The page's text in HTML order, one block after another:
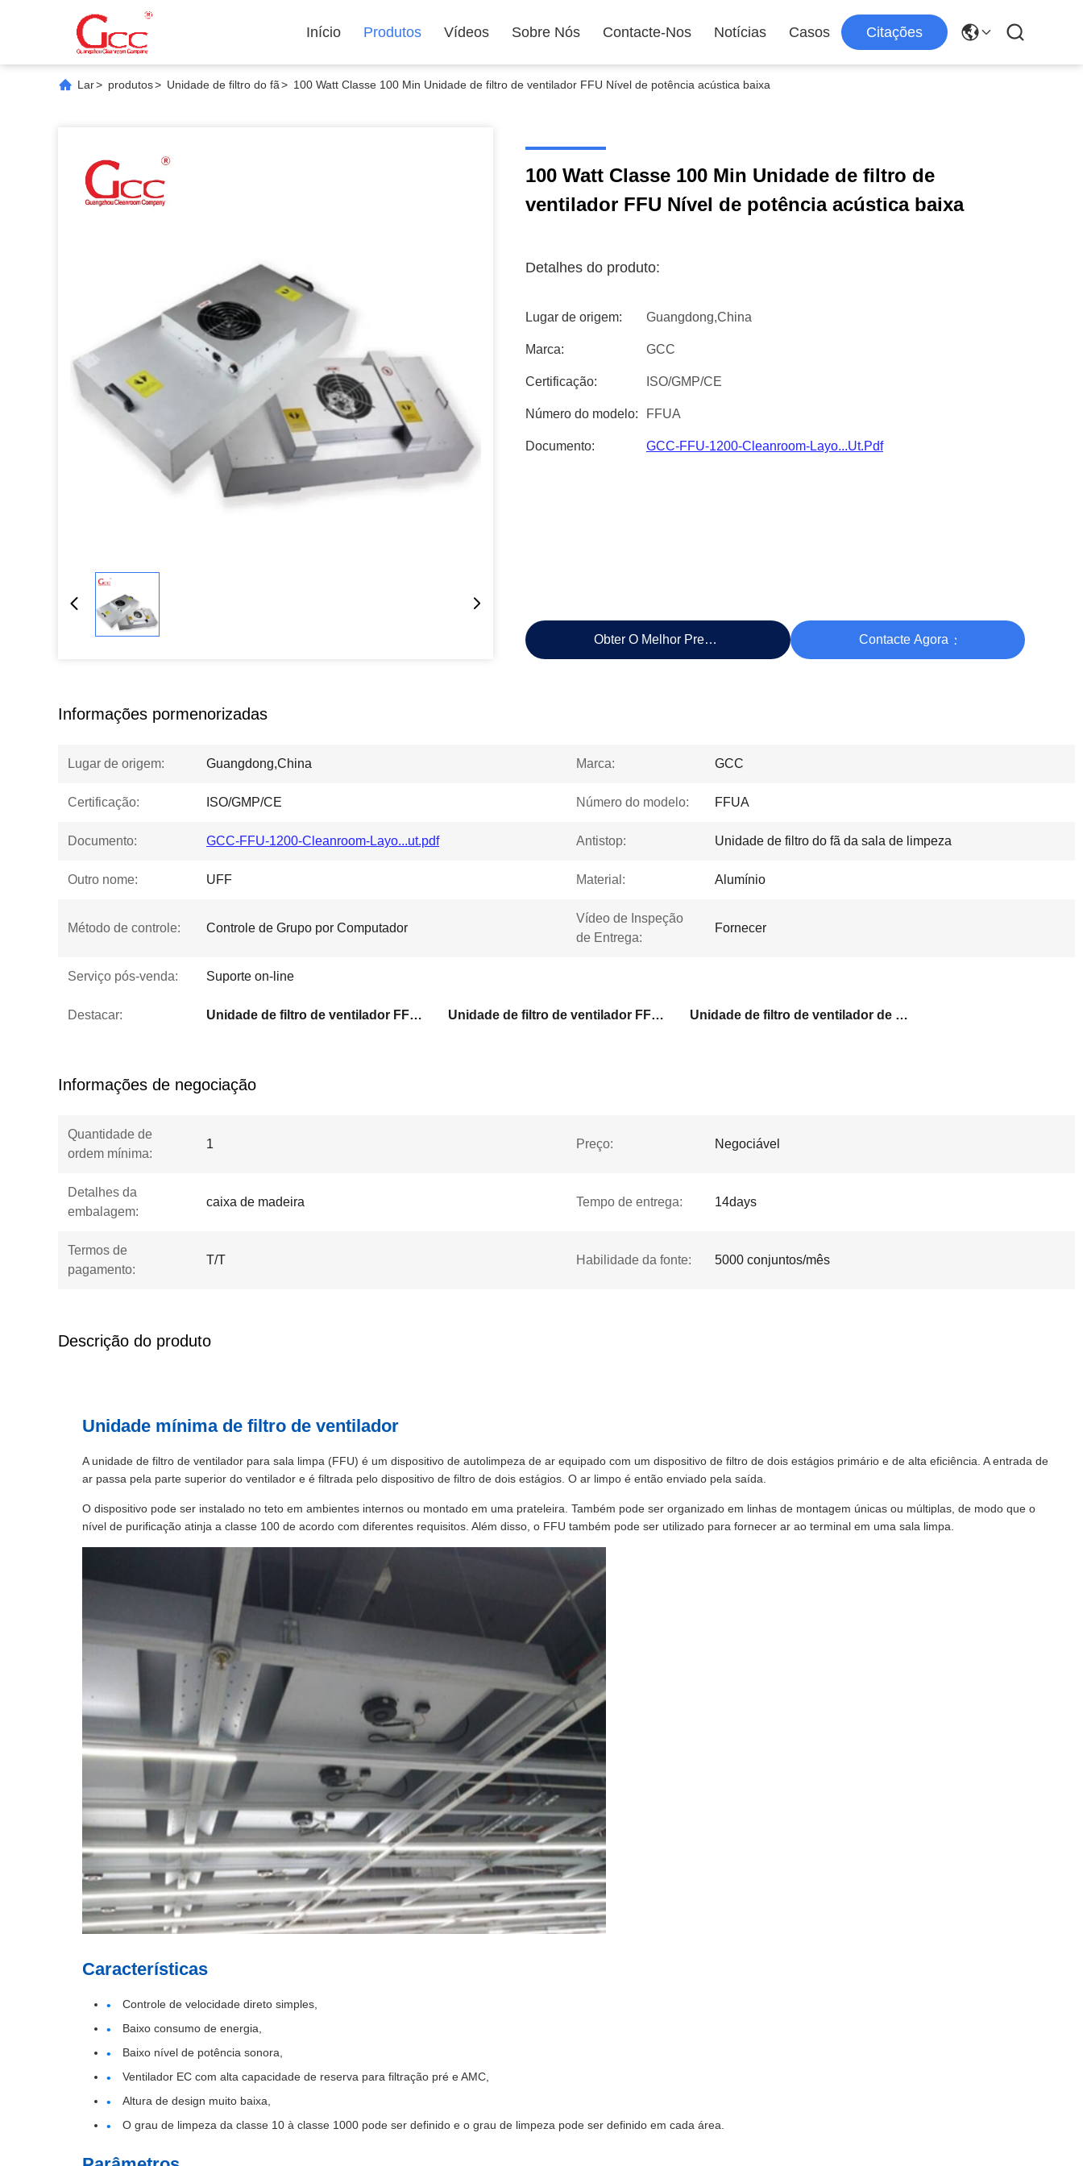
Início Produtos Vídeos Sobre Nós Contacte-Nos Notícias Casos Citações
Lar> produtos> Unidade de filtro do fã> 100 Watt Classe 100 Min Unidade de filtro de ventilador FFU Nível de potência acústica baixa
100 Watt Classe 100 Min Unidade de filtro de
ventilador FFU Nível de potência acústica baixa
Detalhes do produto:
Lugar de origem: Guangdong,China
Marca: GCC
Certificação: ISO/GMP/CE
Número do modelo: FFUA
Documento: GCC-FFU-1200-Cleanroom-Layo...ut.pdf
Obter O Melhor Preço Contacte Agora
Informações pormenorizadas
Lugar de origem: Guangdong,China Marca: GCC
Certificação: ISO/GMP/CE Número do modelo: FFUA
Documento: GCC-FFU-1200-Cleanroom-Layo...ut.pdf Antistop: Unidade de filtro do fã da sala de limpeza
Outro nome: UFF Material: Alumínio
Método de controle: Controle de Grupo por Computador
Vídeo de Inspeção
de Entrega:
Fornecer
Serviço pós-venda: Suporte on-line
Destacar: Unidade de filtro de ventilador FFU de classe 100 min Unidade de filtro de ventilador FFU de 100 Watt Unidade de filtro de ventilador de classe 100 hepa
Informações de negociação
Quantidade de
ordem mínima:
1 Preço: Negociável
Detalhes da
embalagem:
caixa de madeira Tempo de entrega: 14days
Termos de
pagamento:
T/T Habilidade da fonte: 5000 conjuntos/mês
Descrição do produto
Unidade mínima de filtro de ventilador
A unidade de filtro de ventilador para sala limpa (FFU) é um dispositivo de autolimpeza de ar equipado com um dispositivo de filtro de dois estágios primário e de alta eficiência. A entrada de
ar passa pela parte superior do ventilador e é filtrada pelo dispositivo de filtro de dois estágios. O ar limpo é então enviado pela saída.
O dispositivo pode ser instalado no teto em ambientes internos ou montado em uma prateleira. Também pode ser organizado em linhas de montagem únicas ou múltiplas, de modo que o
nível de purificação atinja a classe 100 de acordo com diferentes requisitos. Além disso, o FFU também pode ser utilizado para fornecer ar ao terminal em uma sala limpa.
Características
Controle de velocidade direto simples,
Baixo consumo de energia,
Baixo nível de potência sonora,
Ventilador EC com alta capacidade de reserva para filtração pré e AMC,
Altura de design muito baixa,
O grau de limpeza da classe 10 à classe 1000 pode ser definido e o grau de limpeza pode ser definido em cada área.